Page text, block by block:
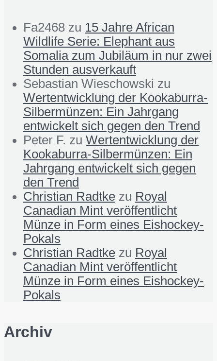
Fa2468 zu 15 Jahre African
Wildlife Serie: Elephant aus
Somalia zum Jubiläum in nur zwei
Stunden ausverkauft
Sebastian Wieschowski zu
Wertentwicklung der Kookaburra-
Silbermünzen: Ein Jahrgang
entwickelt sich gegen den Trend
Peter F. zu Wertentwicklung der
Kookaburra-Silbermünzen: Ein
Jahrgang entwickelt sich gegen
den Trend
Christian Radtke zu Royal
Canadian Mint veröffentlicht
Münze in Form eines Eishockey-
Pokals
Christian Radtke zu Royal
Canadian Mint veröffentlicht
Münze in Form eines Eishockey-
Pokals
Archiv